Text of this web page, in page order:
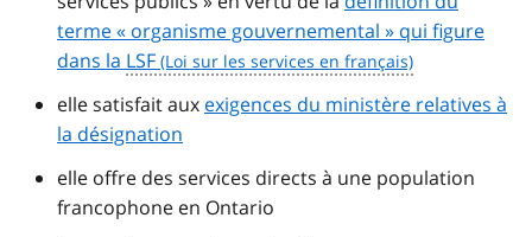
terme « organisme gouvernemental » qui figure
dans la LSF
elle satisfait aux exigences du ministère relatives à
la désignation
elle offre des services directs à une population
francophone en Ontario